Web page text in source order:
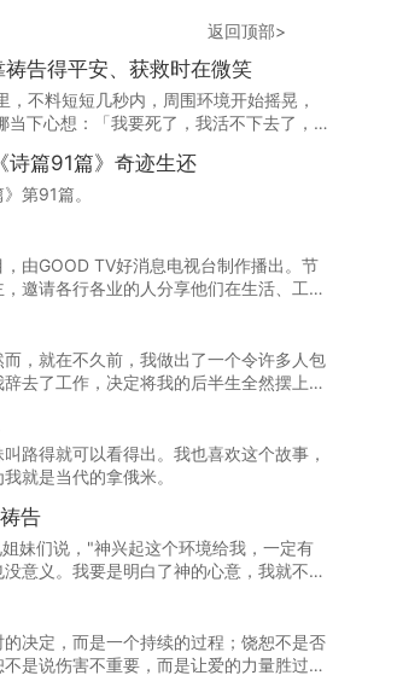
返回顶部>
祷告得平安、获救时在微笑
不料短短几秒内，周围环境开始摇晃，
下心想：「我要死了，我活不下去了，
诗篇91篇》奇迹生还
第91篇。
由GOOD TV好消息电视台制作播出。节
邀请各行各业的人分享他们在生活、工
，就在不久前，我做出了一个令许多人包
去了工作，决定将我的后半生全然摆上，
路得就可以看得出。我也喜欢这个故事，
就是当代的拿俄米。
告
妹们说，"神兴起这个环境给我，一定有
意义。我要是明白了神的心意，我就不是
决定，而是一个持续的过程；饶恕不是否
是说伤害不重要，而是让爱的力量胜过伤